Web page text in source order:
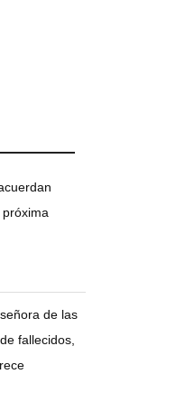
de las
fallecidos,